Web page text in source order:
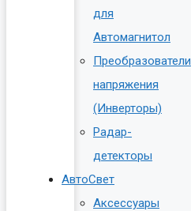
для
Автомагнитол
Преобразователи
напряжения
(Инверторы)
Радар-
детекторы
АвтоСвет
Аксессуары